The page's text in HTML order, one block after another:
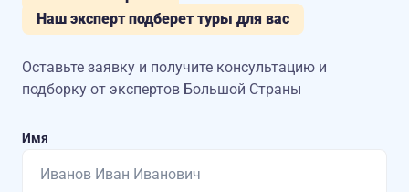
Наш эксперт подберет туры для вас
Оставьте заявку и получите консультацию и
подборку от экспертов Большой Страны
Имя